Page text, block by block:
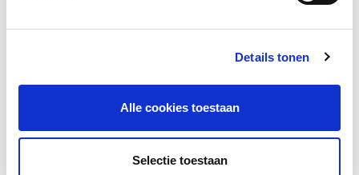
Details tonen
Alle cookies toestaan
Selectie toestaan
heeft de raad van toezicht nodig?
Bij de overstap naar een raad-van-toezichtmodel
bespreek je ook welke deskundigheid en competenties
essentieel zijn in de raad van toezicht. Voorop staat
toekomst van de organisatie en op het type toezicht dat